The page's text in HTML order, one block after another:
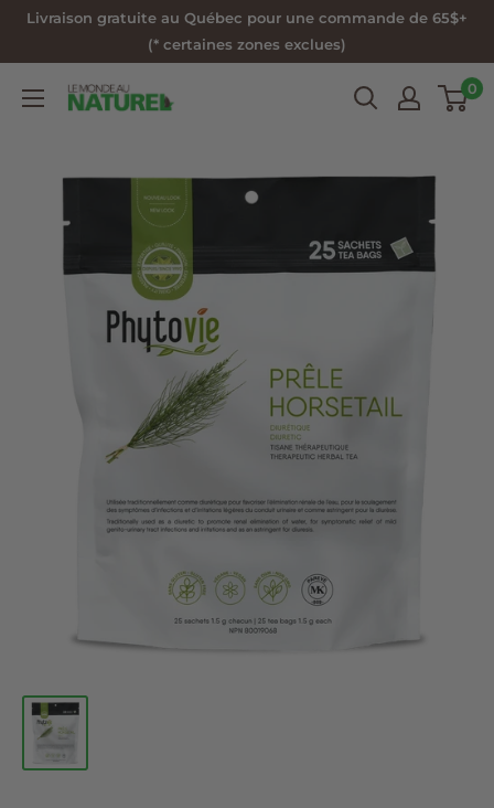
PasserLivraison gratuite au Québec pour une commande de 65$+
(* certaines zones exclues)
Le
0